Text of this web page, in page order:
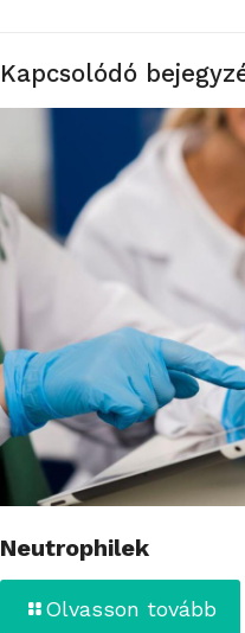
Kapcsolódó
Neutrophilek
Olvasson tovább